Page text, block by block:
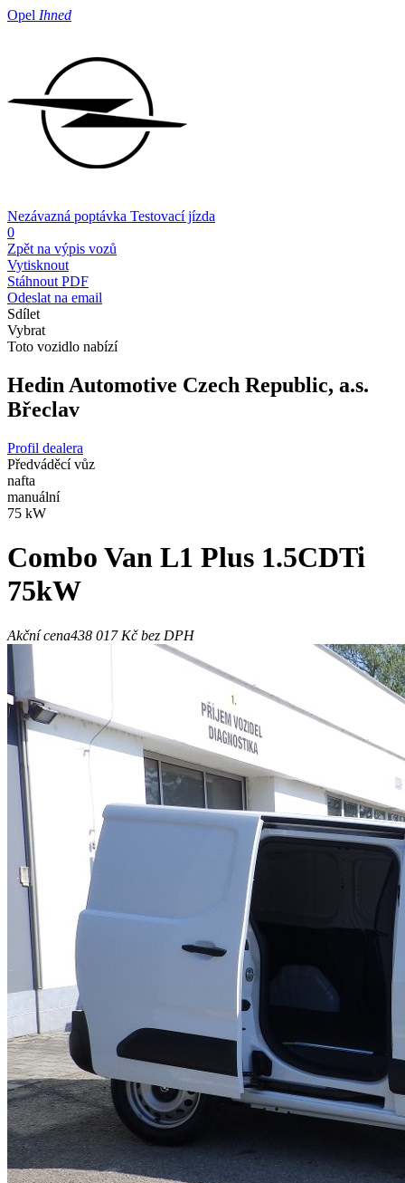
Opel Ihned
Nezávazná poptávka Testovací jízda
0
Zpět na výpis vozů
Vytisknout
Stáhnout PDF
Odeslat na email
Sdílet
Vybrat
Toto vozidlo nabízí
Hedin Automotive Czech Republic, a.s.
Břeclav
Profil dealera
Předváděcí vůz
nafta
manuální
75 kW
Combo Van L1 Plus 1.5CDTi
75kW
Akční cena438 017 Kčbez DPH